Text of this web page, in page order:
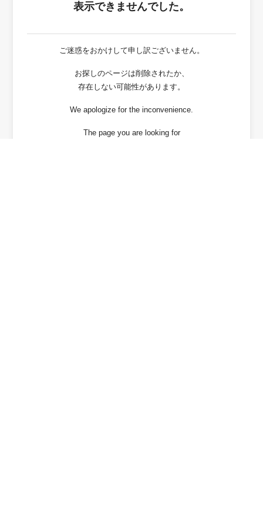
表示できませんでした。
ご迷惑をおかけして申し訳ございません。
お探しのページは削除されたか、
存在しない可能性があります。
We apologize for the inconvenience.
The page you are looking for